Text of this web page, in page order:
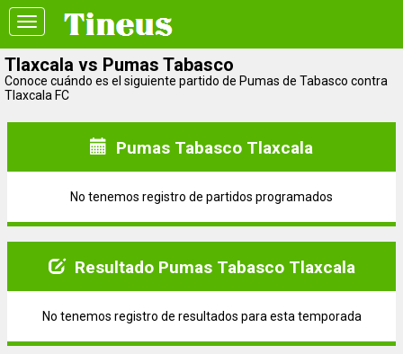
Toggle
navigation
Tlaxcala vs Pumas Tabasco
Conoce cuándo es el siguiente partido de Pumas de Tabasco contra
Tlaxcala FC
Pumas Tabasco Tlaxcala
No tenemos registro de partidos programados
Resultado Pumas Tabasco Tlaxcala
No tenemos registro de resultados para esta temporada